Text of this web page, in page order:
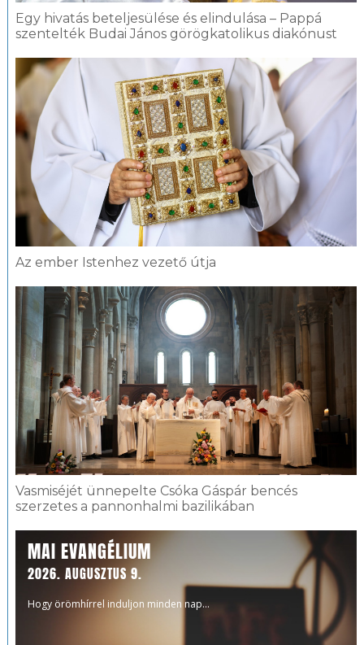
Egy hivatás beteljesülése és elindulása – Pappá
szentelték Budai János görögkatolikus diakónust
Az ember Istenhez vezető útja
Vasmiséjét ünnepelte Csóka Gáspár bencés
szerzetes a pannonhalmi bazilikában
MAI EVANGÉLIUM
2026. AUGUSZTUS 9.
Hogy örömhírrel induljon minden nap...